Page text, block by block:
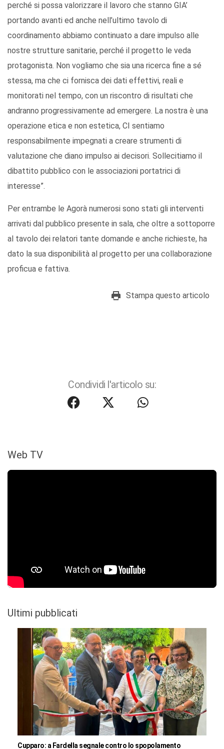
perché si possa valorizzare il lavoro che stanno GIA’
portando avanti ed anche nell’ultimo tavolo di
coordinamento abbiamo continuato a dare impulso alle
nostre strutture sanitarie, perché il progetto le veda
protagonista. Non vogliamo che sia una ricerca fine a sé
stessa, ma che ci fornisca dei dati effettivi, reali e
monitorati nel tempo, con un riscontro di risultati che
andranno progressivamente ad emergere. La nostra è una
operazione etica e non estetica, CI sentiamo
responsabilmente impegnati a creare strumenti di
valutazione che diano impulso ai decisori. Sollecitiamo il
dibattito pubblico con le associazioni portatrici di
interesse”.
Per entrambe le Agorà numerosi sono stati gli interventi
arrivati dal pubblico presente in sala, che oltre a sottoporre
al tavolo dei relatori tante domande e anche richieste, ha
dato la sua disponibilità al progetto per una collaborazione
proficua e fattiva.
Stampa questo articolo
Condividi l'articolo su:
Web TV
Ultimi pubblicati
Cupparo: a Fardella segnale contro lo spopolamento